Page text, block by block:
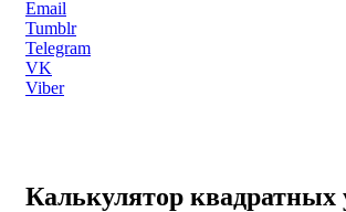
Email
Tumblr
Telegram
VK
Viber
Калькулятор квадратных